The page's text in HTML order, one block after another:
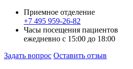
Приемное отделение
+7 495 959-26-82
Часы посещения пациентов
ежедневно с 15:00 до 18:00
Задать вопрос Оставить отзыв